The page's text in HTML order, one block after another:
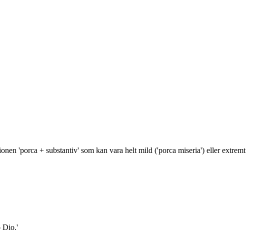
'porca + substantiv' som kan vara helt mild ('porca miseria') eller extremt
Dio.'